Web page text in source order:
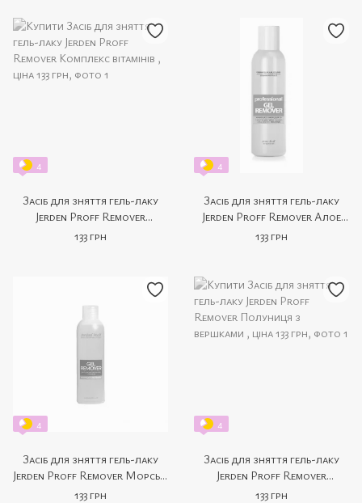
4
Засіб для зняття гель-лаку
Jerden Proff Remover
133 грн
4
Засіб для зняття гель-лаку
Jerden Proff Remover Алое
200 мл
133 грн
4
Засіб для зняття гель-лаку
Jerden Proff Remover Морські
Мінерали 200 мл
133 грн
4
Засіб для зняття гель-лаку
Jerden Proff Remover
Полуниця з вершками 200 мл
133 грн